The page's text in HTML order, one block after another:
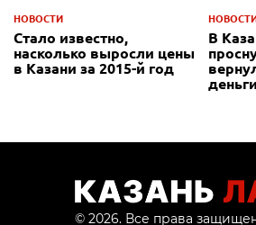
НОВОСТИ
Стало известно,
насколько выросли цены
в Казани за 2015-й год
В
© 2026. Все права